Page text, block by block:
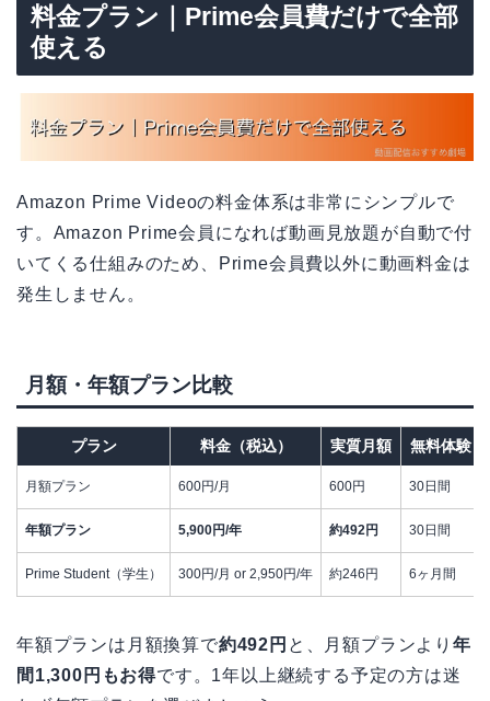
料金プラン｜Prime会員費だけで全部
使える
Amazon Prime Videoの料金体系は非常にシンプルで
す。Amazon Prime会員になれば動画見放題が自動で付
いてくる仕組みのため、Prime会員費以外に動画料金は
発生しません。
月額・年額プラン比較
プラン 料金（税込） 実質月額 無料体験
月額プラン 600円/月 600円 30日間
年額プラン 5,900円/年 約492円 30日間
Prime Student（学生） 300円/月 or 2,950円/年 約246円 6ヶ月間
年額プランは月額換算で約492円 と、月額プランより年
間1,300円もお得です。1年以上継続する予定の方は迷